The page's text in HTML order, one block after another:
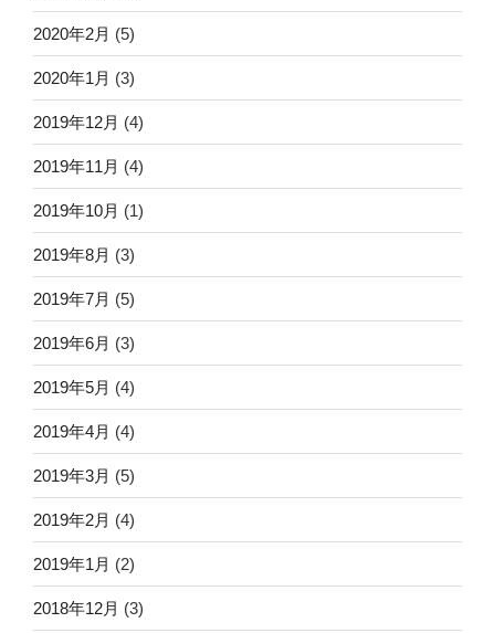
2020年2月 (5)
2020年1月 (3)
2019年12月 (4)
2019年11月 (4)
2019年10月 (1)
2019年8月 (3)
2019年7月 (5)
2019年6月 (3)
2019年5月 (4)
2019年4月 (4)
2019年3月 (5)
2019年2月 (4)
2019年1月 (2)
2018年12月 (3)